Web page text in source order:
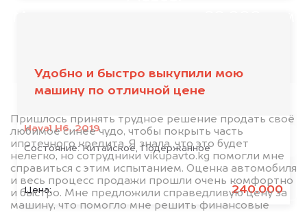
Haval H6, 2019
Состояние:Китайское, Подержанное
Цена: 240.000
Удобно и быстро выкупили мою
машину по отличной цене
Пришлось принять трудное решение продать своё
любимое синее чудо, чтобы покрыть часть
ипотечного кредита. Я знала, что это будет
нелегко, но сотрудники vikupavto.kg помогли мне
справиться с этим испытанием. Оценка автомобиля
и весь процесс продажи прошли очень комфортно
и быстро. Мне предложили справедливую цену за
машину, что помогло мне решить финансовые
Узнать стоимость